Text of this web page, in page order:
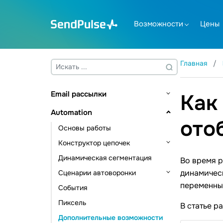
Возможности Цены
Email рассылки
Основы работы
Адресные книги и контакты
Управление контактами
Управление данными контактов
Инструменты подписки
Создание шаблона
Отправка рассылки
Email валидатор
Дополнительные возможности
Статистика и аналитика
Automation
Основы работы
Конструктор цепочек
Триггеры цепочки
Элементы коммуникации
Элементы действия
Другие элементы
Динамическая сегментация
Сценарии автоворонки
Автоматизация CRM
Автоматизация курсов
Автоматизация рассылок
События
Пиксель
Дополнительные возможности
Главная
Во время
В статье